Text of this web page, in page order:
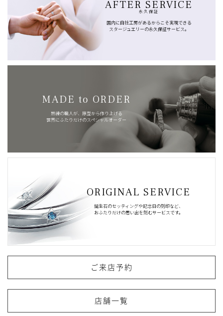
AFTER SERVICE
永久保証
国内に自社工房があるからこそ実現できる
スタージュエリーの永久保証サービス。
MADE to ORDER
熟練の職人が、原型から作り上げる
世界にふたりだけのスペシャルオーダー
ORIGINAL SERVICE
誕生石のセッティングや記念日の刻印など、
おふたりだけの思い出を刻むサービスです。
ご来店予約
店舗一覧